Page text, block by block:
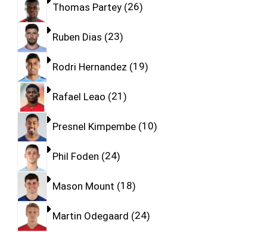
Thomas Partey 26
Ruben Dias 23
Rodri Hernandez 19
Rafael Leao 21
Presnel Kimpembe 10
Phil Foden 24
Mason Mount 18
Martin Odegaard 24